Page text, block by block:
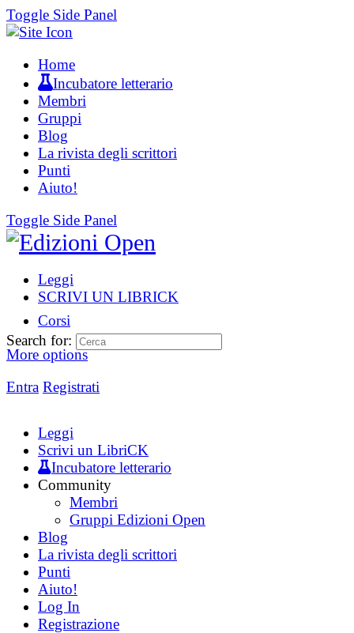
Toggle Side Panel
Home
Incubatore letterario
Membri
Gruppi
Blog
La rivista degli scrittori
Punti
Aiuto!
Toggle Side Panel
Leggi
SCRIVI UN LIBRICK
Corsi
More options
Entra Registrati
Search for:
Leggi
Scrivi un LibriCK
Incubatore letterario
Community
Membri
Gruppi Edizioni Open
Blog
La rivista degli scrittori
Punti
Aiuto!
Log In
Registrazione